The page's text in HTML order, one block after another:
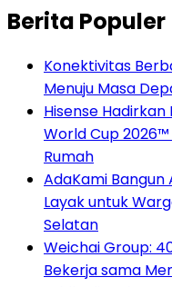
Berita Populer
Konektivitas
Menuju Masa
Hisense
World Cup
Rumah
AdaKami Bangun
Layak untuk
Selatan
Weichai Group:
Bekerja sama